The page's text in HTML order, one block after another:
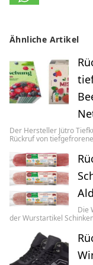
Ähnliche Artikel
Der Hersteller Jütro
Rückruf von
Die
der Wurstartikel